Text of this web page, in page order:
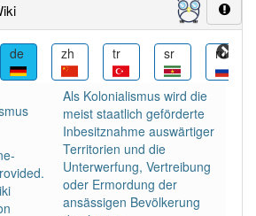
10
-kolonialismus: 2
-kolonialismusaber mit einem
de zh tr sr ru
Als Kolonialismus wird die
meist staatlich geförderte
Inbesitznahme auswärtiger
Territorien und die
Unterwerfung, Vertreibung
oder Ermordung der
ansässigen Bevölkerung